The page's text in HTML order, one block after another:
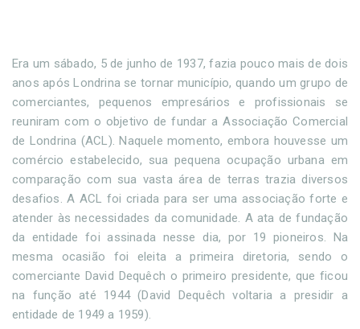
Era um sábado, 5 de junho de 1937, fazia pouco mais de dois
anos após Londrina se tornar município, quando um grupo de
comerciantes, pequenos empresários e profissionais se
reuniram com o objetivo de fundar a Associação Comercial
de Londrina (ACL). Naquele momento, embora houvesse um
comércio estabelecido, sua pequena ocupação urbana em
comparação com sua vasta área de terras trazia diversos
desafios. A ACL foi criada para ser uma associação forte e
atender às necessidades da comunidade. A ata de fundação
da entidade foi assinada nesse dia, por 19 pioneiros. Na
mesma ocasião foi eleita a primeira diretoria, sendo o
comerciante David Dequêch o primeiro presidente, que ficou
na função até 1944 (David Dequêch voltaria a presidir a
entidade de 1949 a 1959).